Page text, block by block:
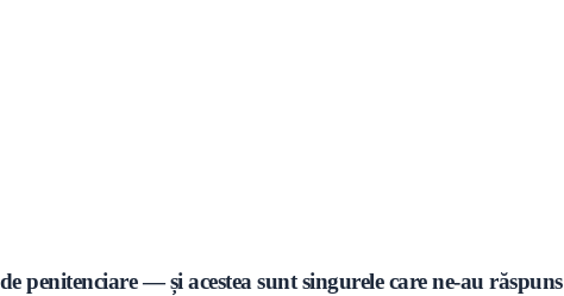
penitenciare — și acestea sunt singurele care ne-au răspuns